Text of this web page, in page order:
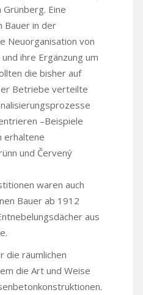
Eine
Bauer in der
Neuorganisation von
ihre Ergänzung um
die bisher auf
Betriebe verteilte
–Beispiele
erhaltene
und Červený
waren auch
Bauer ab 1912
aus
die räumlichen
die Art und Weise